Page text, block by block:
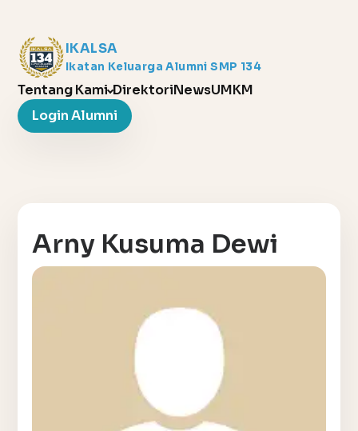
IKALSA
Ikatan Keluarga Alumni SMP 134
Tentang Kami DirektoriNewsUMKM
Login Alumni
Arny Kusuma Dewi